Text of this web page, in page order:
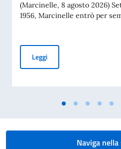
(Marcinelle, 8 agosto 2026)
1956, Marcinelle entrò per
LeggiMessaggio del Vice
Naviga